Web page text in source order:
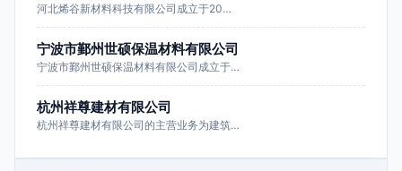
河北烯谷新材料科技有限公司成立于20…
宁波市鄞州世硕保温材料有限公司
宁波市鄞州世硕保温材料有限公司成立于…
杭州祥尊建材有限公司
杭州祥尊建材有限公司的主营业务为建筑…